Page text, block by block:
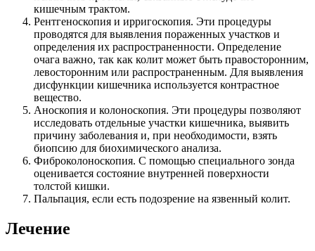
кишечным трактом.
Рентгеноскопия и ирригоскопия. Эти процедуры
проводятся для выявления пораженных участков и
определения их распространенности. Определение
очага важно, так как колит может быть правосторонним,
левосторонним или распространенным. Для выявления
дисфункции кишечника используется контрастное
вещество.
Аноскопия и колоноскопия. Эти процедуры позволяют
исследовать отдельные участки кишечника, выявить
причину заболевания и, при необходимости, взять
биопсию для биохимического анализа.
Фиброколоноскопия. С помощью специального зонда
оценивается состояние внутренней поверхности
толстой кишки.
Пальпация, если есть подозрение на язвенный колит.
Лечение